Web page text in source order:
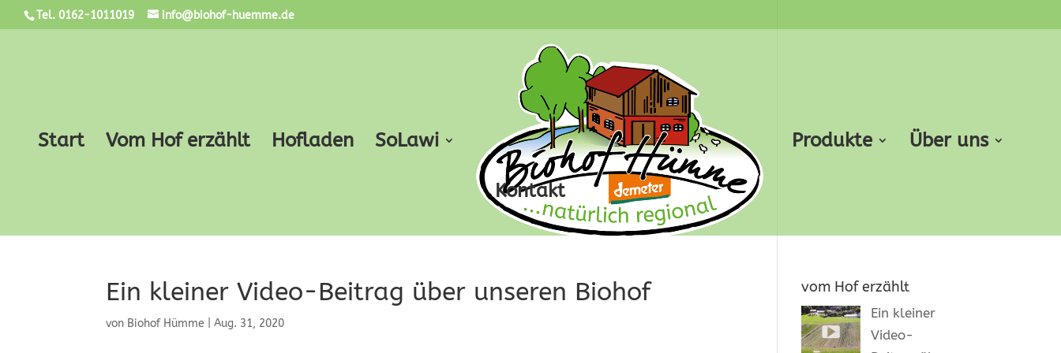
Tel. 0162-1011019 info@biohof-huemme.de
Start Vom Hof erzählt Hofladen SoLawi Produkte Über uns
Kontakt
Ein kleiner Video-Beitrag über unseren Biohof
von Biohof Hümme |Aug. 31, 2020
vom Hof erzählt
Ein kleiner
Video-